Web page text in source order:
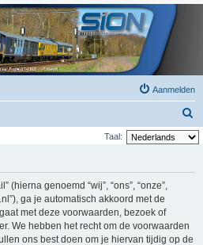
Aanmelden
o
Taal:
(hierna genoemd “wij”, “ons”, “onze”,
ga je automatisch akkoord met de
met deze voorwaarden, bezoek of
We hebben het recht om de voorwaarden
ons best doen om je hiervan tijdig op de